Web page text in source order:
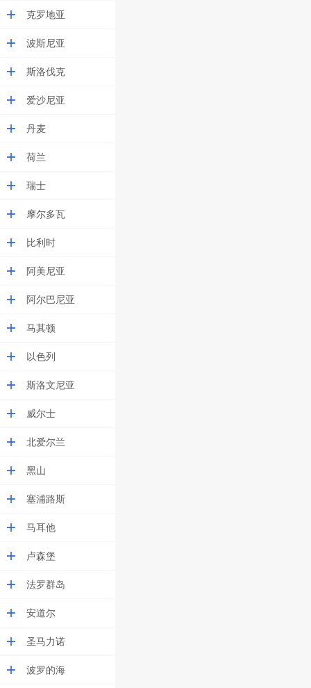
克罗地亚
波斯尼亚
斯洛伐克
爱沙尼亚
丹麦
荷兰
瑞士
摩尔多瓦
比利时
阿美尼亚
阿尔巴尼亚
马其顿
以色列
斯洛文尼亚
威尔士
北爱尔兰
黑山
塞浦路斯
马耳他
卢森堡
法罗群岛
安道尔
圣马力诺
波罗的海